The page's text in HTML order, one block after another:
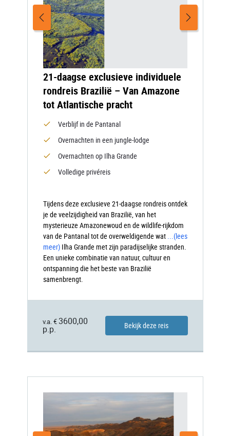
21-daagse exclusieve individuele
rondreis Brazilië – Van Amazone
tot Atlantische pracht
Verblijf in de Pantanal
Overnachten in een jungle-lodge
Overnachten op Ilha Grande
Volledige privéreis
Tijdens deze exclusieve 21-daagse rondreis ontdek
je de veelzijdigheid van Brazilië, van het
mysterieuze Amazonewoud en de wildlife-rijkdom
van de Pantanal tot de overweldigende wat ...(lees
meer) Ilha Grande met zijn paradijselijke stranden.
Een unieke combinatie van natuur, cultuur en
ontspanning die het beste van Brazilië
samenbrengt.
v.a. € 3600,00
p.p.
Bekijk deze reis